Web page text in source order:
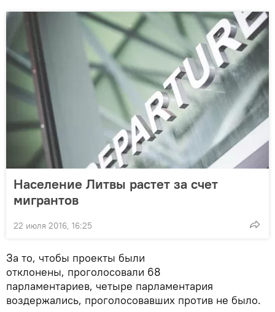
Население Литвы растет за счет
мигрантов
22 июля 2016, 16:25
За то, чтобы проекты были
отклонены, проголосовали 68
парламентариев, четыре парламентария
воздержались, проголосовавших против не было.